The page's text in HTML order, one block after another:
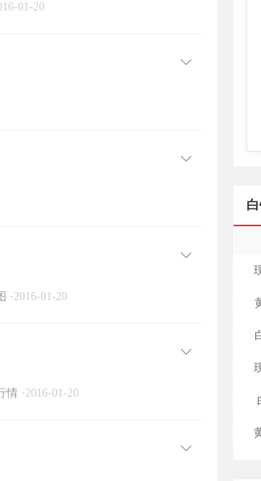
01-20
· 2016-01-20
情 · 2016-01-20